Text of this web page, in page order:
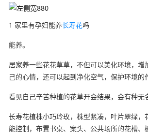
1 家里有孕妇能养长寿花吗
能养。
居家养一些花花草草，不但可以美化环境，增
己的心情，还可以起到净化空气，保护环境的
看见自己辛苦种植的花草开会结果，会有种无
长寿花植株小巧玲玫，株型紧凑，叶片翠绿，
能控制，布置书桌、案头、公共场所的花槽、